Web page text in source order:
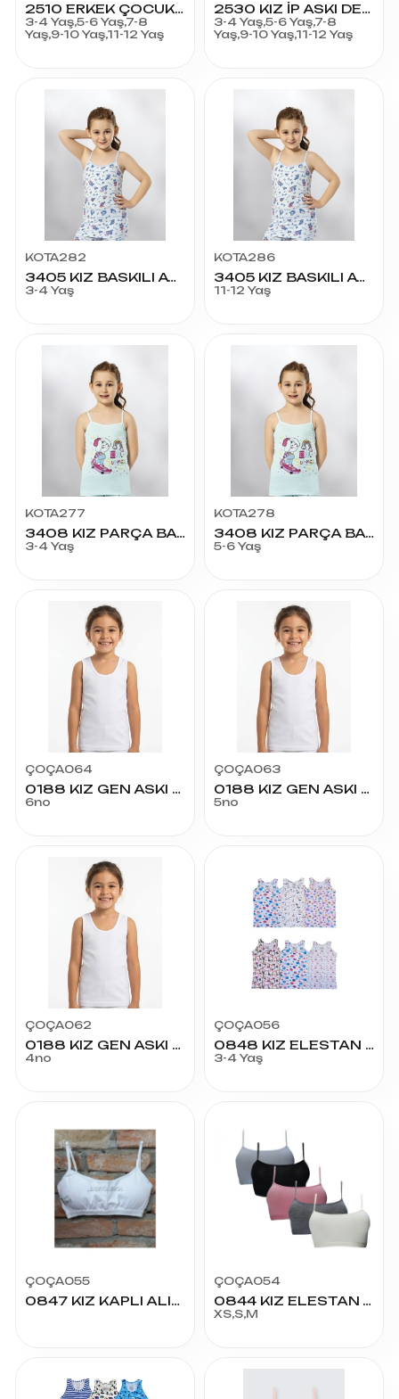
2510 ERKEK ÇOCUK DESENLİ ATLET
3-4 Yaş,5-6 Yaş,7-8
Yaş,9-10 Yaş,11-12 Yaş
2530 KIZ İP ASKI DESENLİ ATLET
3-4 Yaş,5-6 Yaş,7-8
Yaş,9-10 Yaş,11-12 Yaş
KOTA282
3405 KIZ BASKILI ATLET 3-4 YAŞ
3-4 Yaş
KOTA286
3405 KIZ BASKILI ATLET 11-12 YAŞ
11-12 Yaş
KOTA277
3408 KIZ PARÇA BASKILI ATLET 3-4 YAŞ
3-4 Yaş
KOTA278
3408 KIZ PARÇA BASKILI ATLET 5-6 YAŞ
5-6 Yaş
ÇOÇA064
0188 KIZ GEN ASKI SATEN BİY.ATLET NO:6
6no
ÇOÇA063
0188 KIZ GEN ASKI SATEN BİY.ATLET NO:5
5no
ÇOÇA062
0188 KIZ GEN ASKI SATEN BİY.ATLET NO:4
4no
ÇOÇA056
0848 KIZ ELESTAN EMP.GENİŞ ASKI ATLET NO:2
3-4 Yaş
ÇOÇA055
0847 KIZ KAPLI ALIŞTIRMA SÜTYENİ
ÇOÇA054
0844 KIZ ELESTAN ALIŞTIRMA SÜTYENİ
XS,S,M